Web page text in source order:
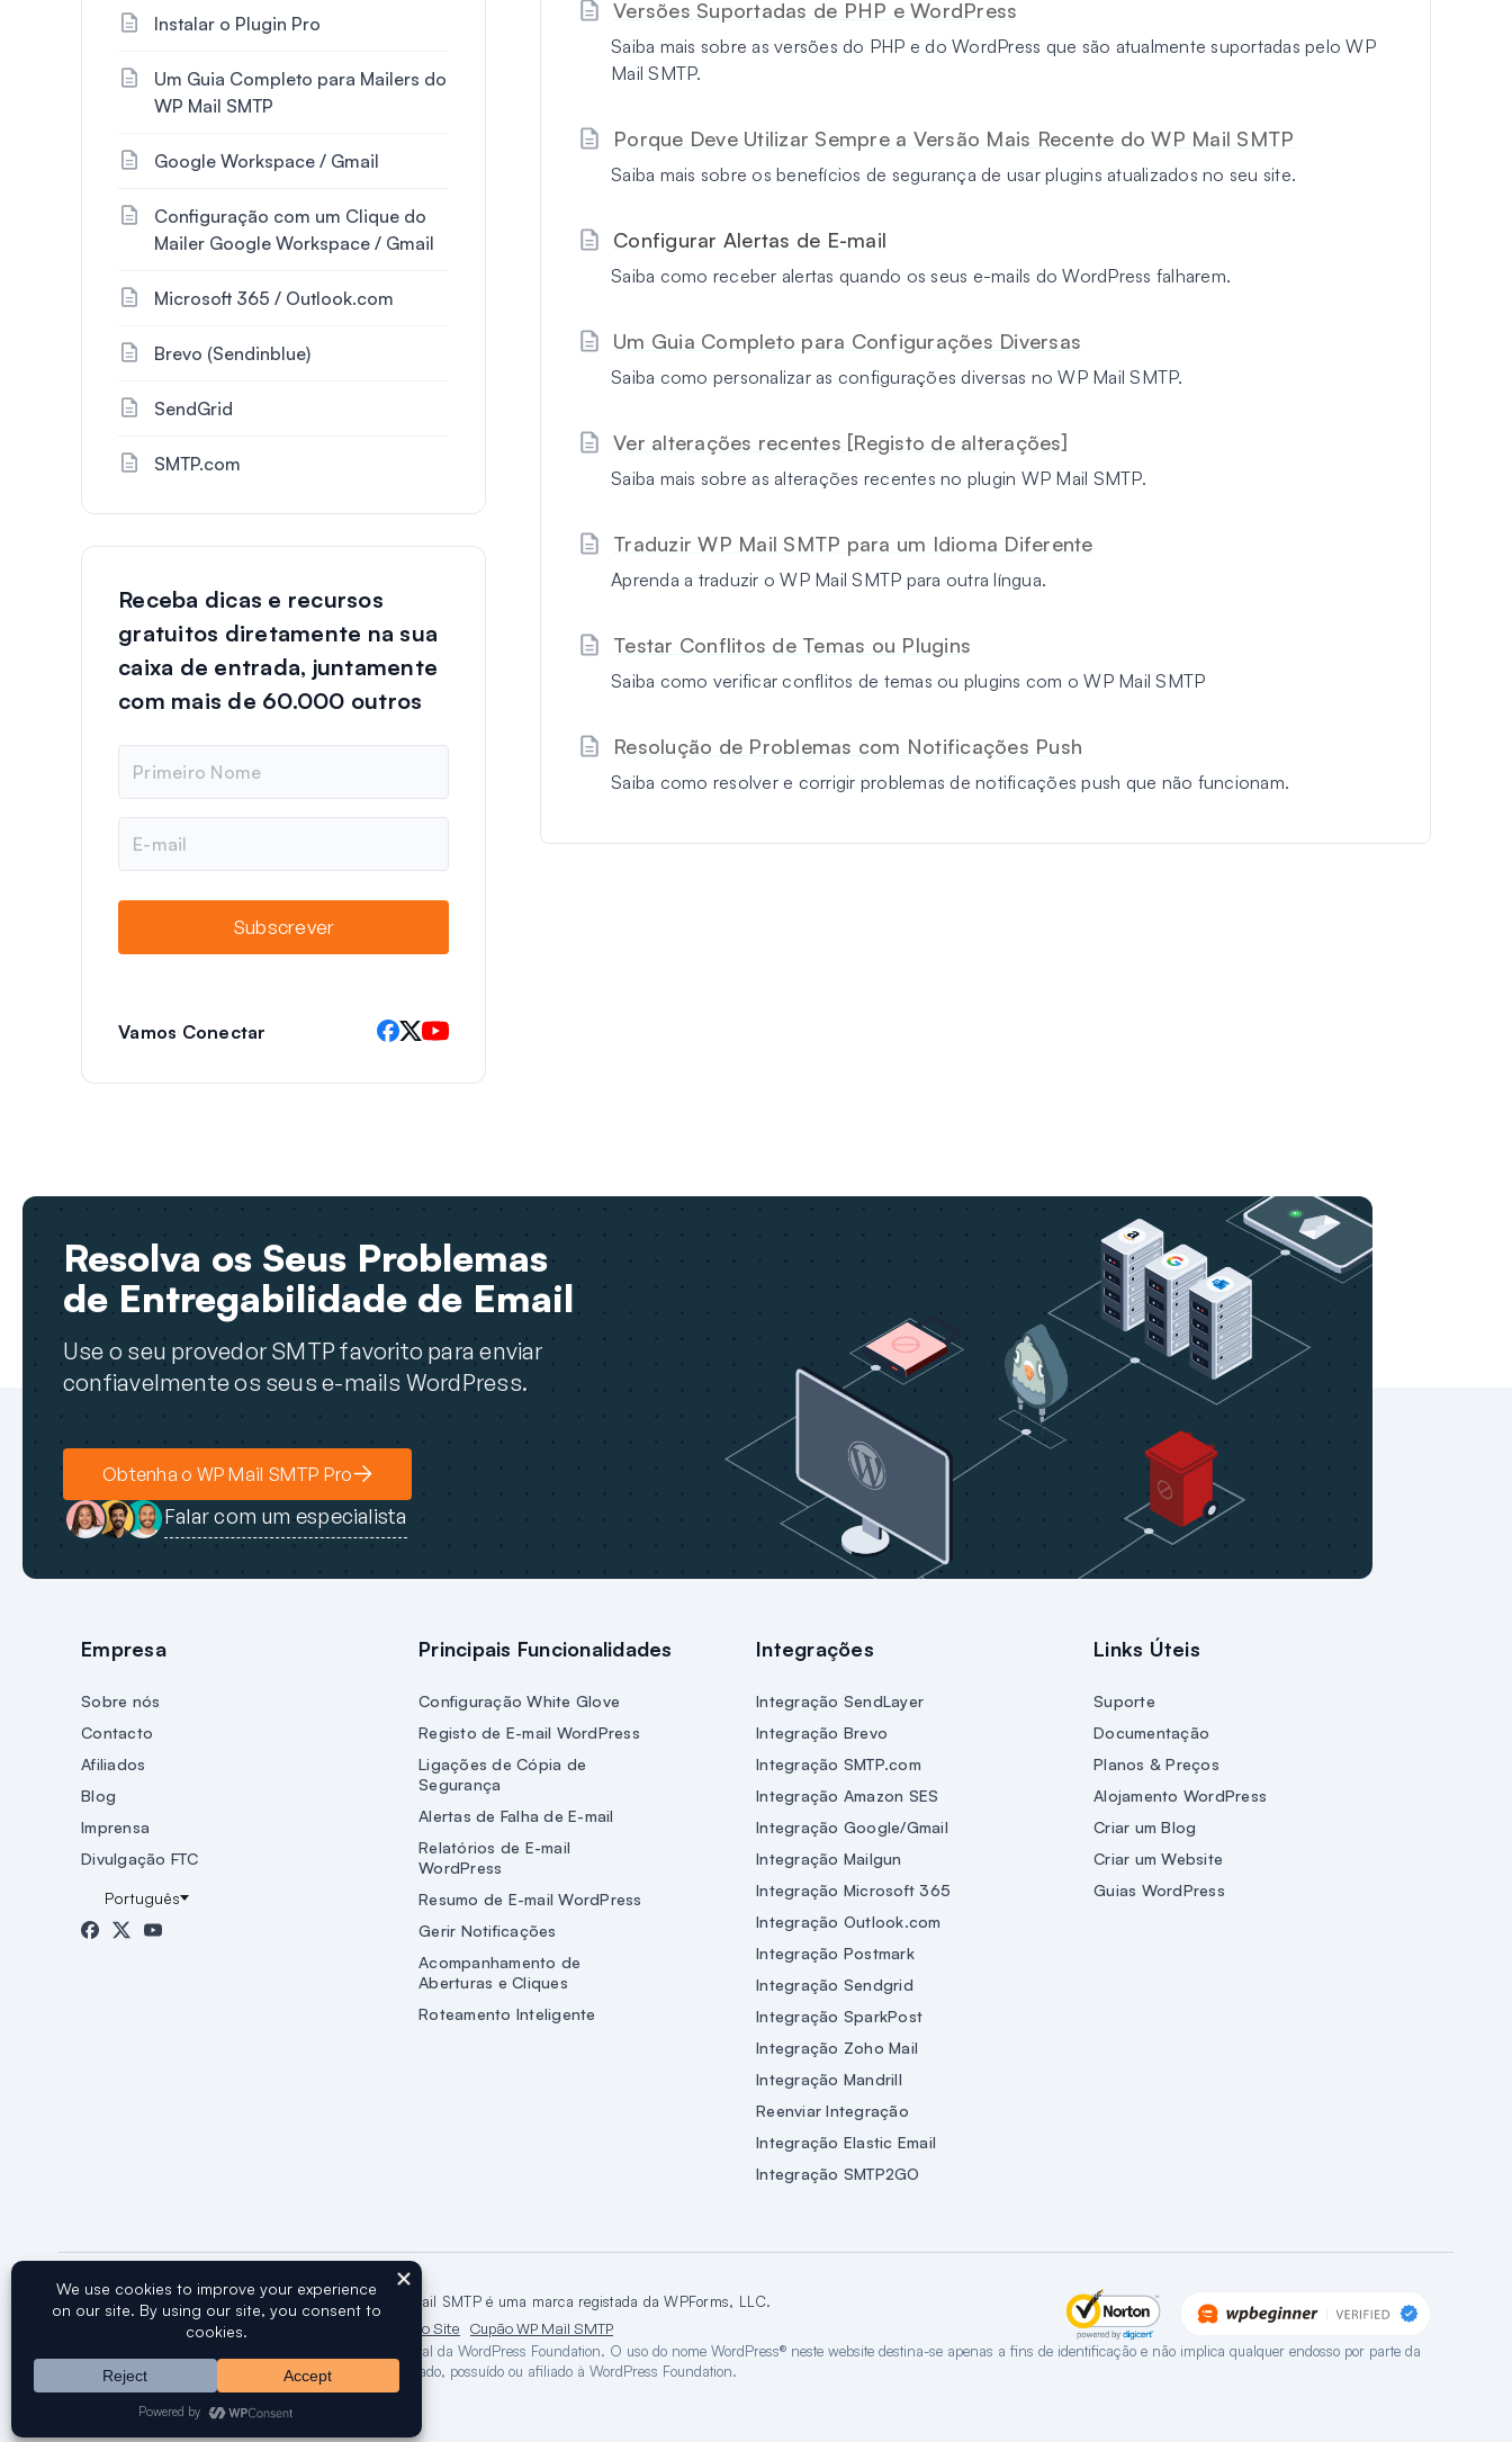
Versões Suportadas de PHP e WordPress
Saiba mais sobre as versões do PHP e do WordPress que são atualmente suportadas pelo WP
Mail SMTP.
Porque Deve Utilizar Sempre a Versão Mais Recente do WP Mail SMTP
Saiba mais sobre os benefícios de segurança de usar plugins atualizados no seu site.
Configurar Alertas de E-mail
Saiba como receber alertas quando os seus e-mails do WordPress falharem.
Um Guia Completo para Configurações Diversas
Saiba como personalizar as configurações diversas no WP Mail SMTP.
Ver alterações recentes [Registo de alterações]
Saiba mais sobre as alterações recentes no plugin WP Mail SMTP.
Traduzir WP Mail SMTP para um Idioma Diferente
Aprenda a traduzir o WP Mail SMTP para outra língua.
Testar Conflitos de Temas ou Plugins
Saiba como verificar conflitos de temas ou plugins com o WP Mail SMTP
Resolução de Problemas com Notificações Push
Saiba como resolver e corrigir problemas de notificações push que não funcionam.
Instalar o Plugin Pro
Um Guia Completo para Mailers do
WP Mail SMTP
Google Workspace / Gmail
Configuração com um Clique do
Mailer Google Workspace / Gmail
Microsoft 365 / Outlook.com
Brevo (Sendinblue)
SendGrid
SMTP.com
Receba dicas e recursos
gratuitos diretamente na sua
caixa de entrada, juntamente
com mais de 60.000 outros
m
e
m
Subscrever
Vamos Conectar
Resolva os Seus Problemas
de Entregabilidade de Email
Use o seu provedor SMTP favorito para enviar
confiavelmente os seus e-mails WordPress.
Obtenha o WP Mail SMTP Pro
Falar com um especialista
Empresa
Sobre nós
Contacto
Afiliados
Blog
Imprensa
Divulgação FTC
Principais Funcionalidades
Configuração White Glove
Registo de E-mail WordPress
Ligações de Cópia de
Segurança
Alertas de Falha de E-mail
Relatórios de E-mail
WordPress
Resumo de E-mail WordPress
Gerir Notificações
Acompanhamento de
Aberturas e Cliques
Roteamento Inteligente
Integrações
Integração SendLayer
Integração Brevo
Integração SMTP.com
Integração Amazon SES
Integração Google/Gmail
Integração Mailgun
Integração Microsoft 365
Integração Outlook.com
Integração Postmark
Integração Sendgrid
Integração SparkPost
Integração Zoho Mail
Integração Mandrill
Reenviar Integração
Integração Elastic Email
Integração SMTP2GO
Links Úteis
Suporte
Documentação
Planos & Preços
Alojamento WordPress
Criar um Blog
Criar um Website
Guias WordPress
Copyright © 2016-2026 WPForms, LLC.
WP Mail SMTP é uma marca registada da WPForms, LLC.
Termos de Serviço
Política de Privacidade Mapa do Site
Cupão WP Mail SMTP
A marca registada WordPress® é propriedade intelectual da WordPress Foundation. O uso do nome WordPress® neste website destina-se apenas a fins de identificação e não implica qualquer endosso por parte da
WordPress Foundation. WP Mail SMTP não é endossado, possuído ou afiliado à WordPress Foundation.